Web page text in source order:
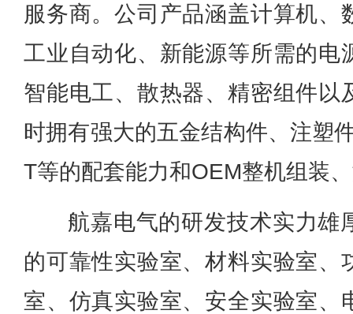
服务商。公司产品涵盖计算机、
工业自动化、新能源等所需的电
智能电工、散热器、精密组件以
时拥有强大的五金结构件、注塑
T等的配套能力和OEM整机组装
航嘉电气的研发技术实力雄
的可靠性实验室、材料实验室、
室、仿真实验室、安全实验室、